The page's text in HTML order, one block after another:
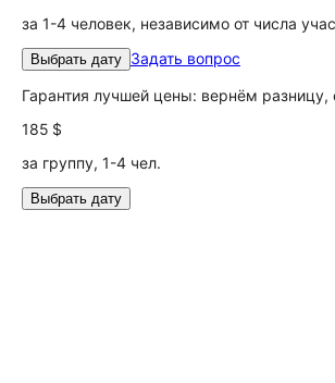
за 1-4 человек, независимо от числа
Выбрать дату Задать вопрос
Гарантия лучшей цены: вернём
185 $
за группу, 1-4 чел.
Выбрать дату